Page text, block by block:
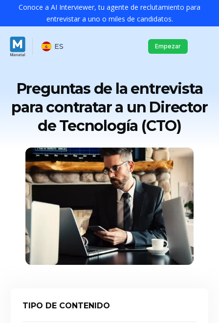
Conoce a AI Interviewer, tu agente de reclutamiento para
entrevistar a uno o miles de candidatos.
ES Empezar
Preguntas de la entrevista
para contratar a un Director
de Tecnología (CTO)
TIPO DE CONTENIDO